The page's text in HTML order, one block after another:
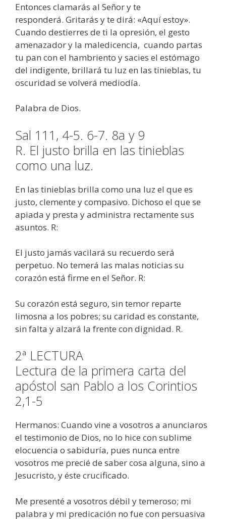
Entonces clamarás al Señor y te
responderá. Gritarás y te dirá: «Aquí estoy».
Cuando destierres de ti la opresión, el gesto
amenazador y la maledicencia, cuando partas
tu pan con el hambriento y sacies el estómago
del indigente, brillará tu luz en las tinieblas, tu
oscuridad se volverá mediodía.
Palabra de Dios.
Sal 111, 4-5. 6-7. 8a y 9
R. El justo brilla en las tinieblas
como una luz.
En las tinieblas brilla como una luz el que es
justo, clemente y compasivo. Dichoso el que se
apiada y presta y administra rectamente sus
asuntos. R:
El justo jamás vacilará su recuerdo será
perpetuo. No temerá las malas noticias su
corazón está firme en el Señor. R:
Su corazón está seguro, sin temor reparte
limosna a los pobres; su caridad es constante,
sin falta y alzará la frente con dignidad. R.
2ª LECTURA
Lectura de la primera carta del
apóstol san Pablo a los Corintios
2,1-5
Hermanos: Cuando vine a vosotros a anunciaros
el testimonio de Dios, no lo hice con sublime
elocuencia o sabiduría, pues nunca entre
vosotros me precié de saber cosa alguna, sino a
Jesucristo, y éste crucificado.
Me presenté a vosotros débil y temeroso; mi
palabra y mi predicación no fue con persuasiva